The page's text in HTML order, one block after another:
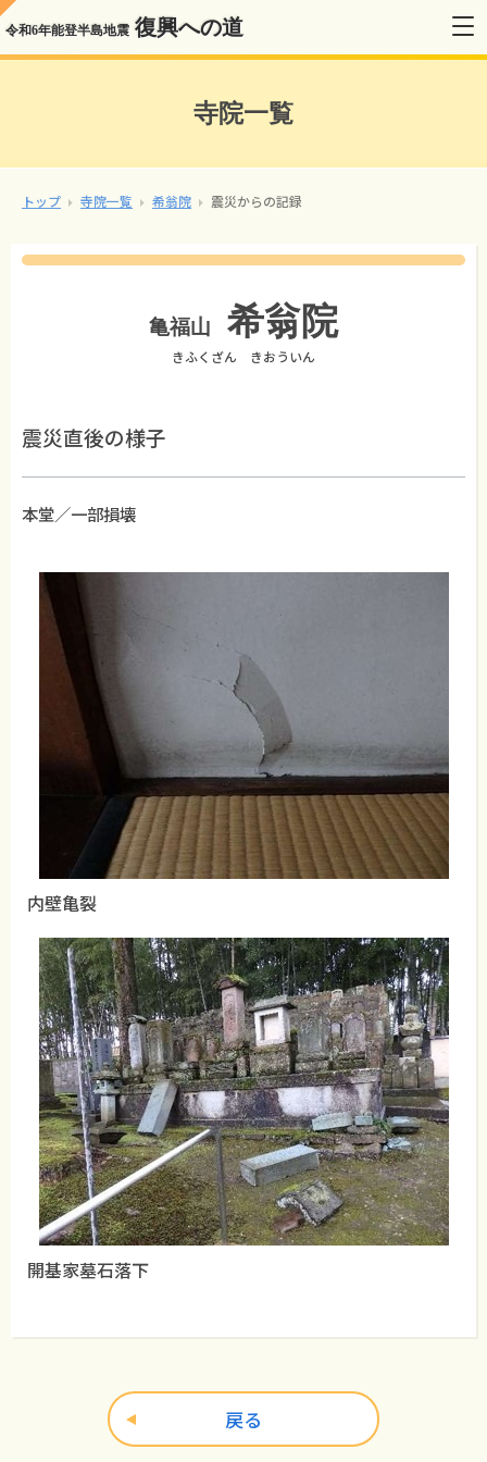
令和6年能登半島地震 復興への道
寺院一覧
トップ 寺院一覧 希翁院 震災からの記録
亀福山 希翁院
きふくざん きおういん
震災直後の様子
本堂／一部損壊
内壁亀裂
開基家墓石落下
戻る